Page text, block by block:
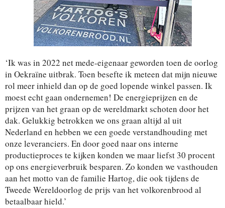
‘Ik was in 2022 net mede-eigenaar geworden toen de oorlog
in Oekraïne uitbrak. Toen besefte ik meteen dat mijn nieuwe
rol meer inhield dan op de goed lopende winkel passen. Ik
moest echt gaan ondernemen! De energieprijzen en de
prijzen van het graan op de wereldmarkt schoten door het
dak. Gelukkig betrokken we ons graan altijd al uit
Nederland en hebben we een goede verstandhouding met
onze leveranciers. En door goed naar ons interne
productieproces te kijken konden we maar liefst 30 procent
op ons energieverbruik besparen. Zo konden we vasthouden
aan het motto van de familie Hartog, die ook tijdens de
Tweede Wereldoorlog de prijs van het volkorenbrood al
betaalbaar hield.’